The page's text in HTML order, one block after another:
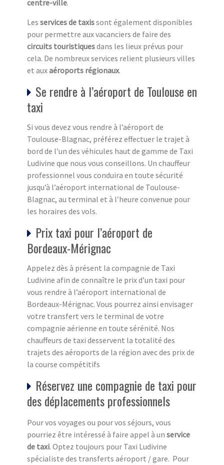
centre-ville.
Les services de taxissont également disponibles
pour permettre aux vacanciers de faire des
circuits touristiquesdans les lieux prévus pour
cela. De nombreux services relient plusieurs villes
et auxaéroports régionaux.
Se rendre à l’aéroport de Toulouse en
taxi
Si vous devez vous rendre à l’aéroport de
Toulouse-Blagnac, préférez effectuer le trajet à
bord de l’un des véhicules haut de gamme de Taxi
Ludivine que nous vous conseillons. Un chauffeur
professionnel vous conduira en toute sécurité
jusqu’à l’aéroport international de Toulouse-
Blagnac, au terminal et à l’heure convenue pour
les horaires des vols.
Prix taxi pour l’aéroport de
Bordeaux-Mérignac
Appelez dès à présent la compagnie de Taxi
Ludivine afin de connaître le prix d’un taxi pour
vous rendre à l’aéroport international de
Bordeaux-Mérignac. Vous pourrez ainsi envisager
votre transfert vers le terminal de votre
compagnie aérienne en toute sérénité. Nos
chauffeurs de taxi desservent la totalité des
trajets des aéroports de la région avec des prix de
la course compétitifs
Réservez une compagnie de taxi pour
des déplacements professionnels
Pour vos voyages ou pour vos séjours, vous
pourriez être intéressé à faire appel à un service
de taxi. Optez toujours pour Taxi Ludivine
spécialiste des transferts aéroport / gare. Pour